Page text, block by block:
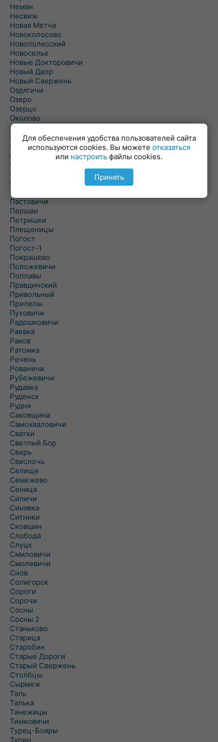
Неман
Несвиж
Новая Метча
Новоколосово
Новополесский
Новоселье
Новые Докторовичи
Новый Двор
Новый Свержень
Оздятичи
Озеро
Озерцо
Околово
Октябрь
Октябрьский
Олехновичи
Омговичи
Оношки
Осовец
Острошицкий Городок
Пасека
Пастовичи
Першаи
Петришки
Плещеницы
Погост
Погост-1
Покрашево
Положевичи
Поплавы
Правдинский
Привольный
Прилепы
Пуховичи
Радошковичи
Раевка
Раков
Ратомка
Речень
Рованичи
Рубежевичи
Рудавка
Руденск
Рудня
Саковщина
Самохваловичи
Сватки
Светлый Бор
Свирь
Свислочь
Селище
Семежево
Сеница
Силичи
Синявка
Ситники
Сковшин
Слобода
Слуцк
Смиловичи
Смолевичи
Снов
Солигорск
Сороги
Сорочи
Сосны
Сосны 2
Станьково
Старица
Старобин
Старые Дороги
Старый Свержень
Столбцы
Сырмеж
Таль
Талька
Танежицы
Тимковичи
Турец-Бояры
Турин
Для обеспечения удобства пользователей сайта
используются cookies. Вы можете отказаться
или настроить файлы cookies.
Принять